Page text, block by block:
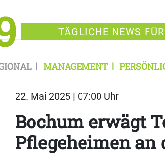
TÄGLICHE NEWS
MANAGEMENT
22. Mai 2025 | 07:00 Uhr
Bochum erwägt
Pflegeheimen an